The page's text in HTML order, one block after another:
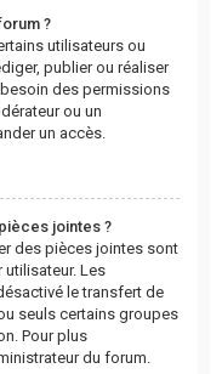
?
utilisateurs ou
publier ou réaliser
des permissions
ou un
un accès.
jointes ?
des pièces jointes sont
Les
le transfert de
seuls certains groupes
Pour plus
du forum.